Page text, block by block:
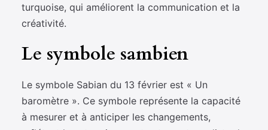
turquoise, qui améliorent la communication et la
créativité.
Le symbole sambien
Le symbole Sabian du 13 février est « Un
baromètre ». Ce symbole représente la capacité
à mesurer et à anticiper les changements,